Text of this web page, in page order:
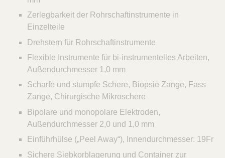
Zerlegbarkeit der Rohrschaftinstrumente in
Einzelteile
Drehstern für Rohrschaftinstrumente
Flexible Instrumente für bi-instrumentelles Arbeiten,
Außendurchmesser 1,0 mm
Scharfe und stumpfe Schere, Biopsie Zange, Fass
Zange, Chirurgische Mikroschere
Bipolare und monopolare Elektroden,
Außendurchmesser 2,0 und 1,0 mm
Einführhülse („Peel Away“), Innendurchmesser: 19Fr
Sichere Siebkorblagerung und Container zur